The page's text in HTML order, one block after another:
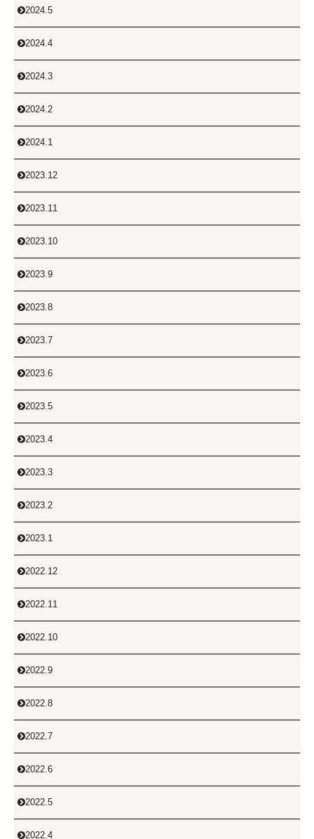
2024.5
2024.4
2024.3
2024.2
2024.1
2023.12
2023.11
2023.10
2023.9
2023.8
2023.7
2023.6
2023.5
2023.4
2023.3
2023.2
2023.1
2022.12
2022.11
2022.10
2022.9
2022.8
2022.7
2022.6
2022.5
2022.4